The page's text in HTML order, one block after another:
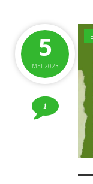
5
MEI 2023
1